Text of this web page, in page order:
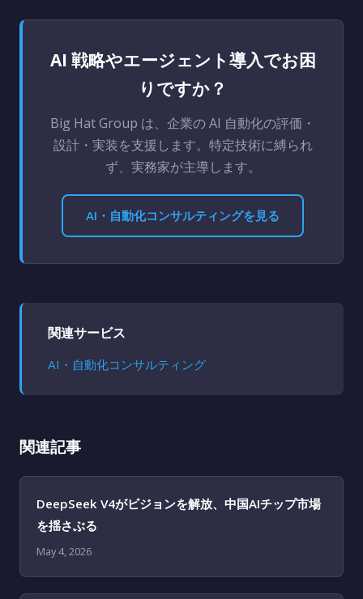
AI 戦略やエージェント導入でお困
りですか？
Big Hat Group は、企業の AI 自動化の評価・
設計・実装を支援します。特定技術に縛られ
ず、実務家が主導します。
AI・自動化コンサルティングを見る
関連サービス
AI・自動化コンサルティング
関連記事
DeepSeek V4がビジョンを解放、中国AIチップ市場
を揺さぶる
May 4, 2026